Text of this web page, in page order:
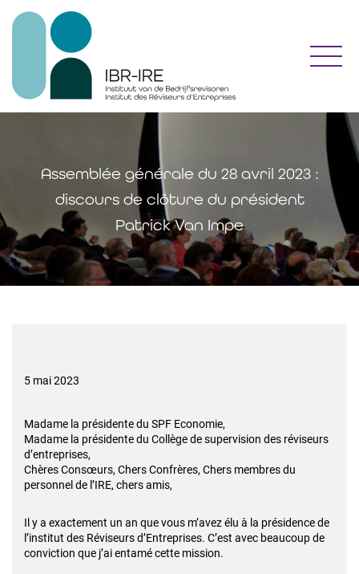
Assemblée générale du 28 avril 2023 :
discours de clôture du président
Patrick Van Impe
5 mai 2023
Madame la présidente du SPF Economie,
Madame la présidente du Collège de supervision des réviseurs
d’entreprises,
Chères Consœurs, Chers Confrères, Chers membres du
personnel de l’IRE, chers amis,
Il y a exactement un an que vous m’avez élu à la présidence de
l’institut des Réviseurs d’Entreprises. C’est avec beaucoup de
conviction que j’ai entamé cette mission.